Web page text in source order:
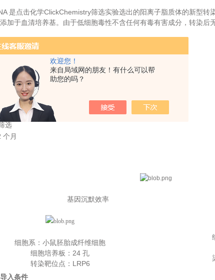
欢迎您！
来自局域网的朋友！有什么可以帮
助您的吗？
是点击化学ClickChemistry筛选实验选出的阳离子脂质体的新型转
加于血清培养基。由于低细胞毒性不含任何有毒有害成分，转染后
极低细胞毒性 & siRNA 使用量低至 1 nM
转染的缓冲液
培养基
选
个月
基因沉默效率
细胞系：小鼠胚胎成纤维细胞
细胞培养板：24 孔
转染靶位点：LRP6
入条件